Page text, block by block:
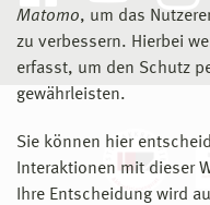
Matomo, um das
zu verbessern. Hierbei
erfasst, um den Schutz
gewährleisten.
Sie können hier
Interaktionen mit dieser
Ihre Entscheidung wird